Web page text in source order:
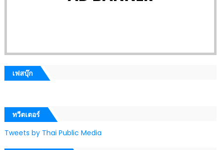
เฟสบุ๊ก
ทวีตเตอร์
Tweets by Thai Public Media